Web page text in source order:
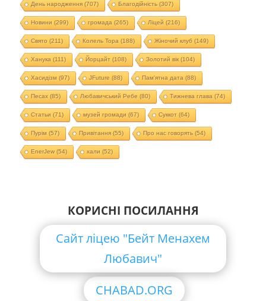
День народження(707) Благодійність(307)
Новини (299) громада (265) Ліцей (216)
Свято (211) Колель Тора (188) Жіночий клуб (149)
Ханука (111) Йорцайт (108) Золотий вік(104)
Хасидізм (97) JFuture (88) Пам'ятна дата (88)
Песах(85) Любавичський Ребе (80) Тижнева глава (74)
Статьи (71) музей громади (67) Суккот (64)
Пурім (57) Привітання(55) Про нас говорять(54)
EnerJew(54) хали (52)
КОРИСНІ ПОСИЛАННЯ
Сайт ліцею "Бейт Менахем
Любавич"
CHABAD.ORG